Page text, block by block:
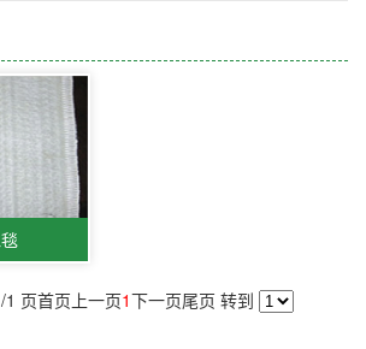
1 页首页 上一页1下一页尾页 转到